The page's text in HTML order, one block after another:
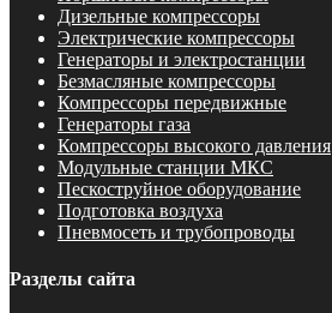
Дизельные компрессоры
Электрические компрессоры
Генераторы и электростанции
Безмасляные компрессоры
Компрессоры передвижные
Генераторы газа
Компрессоры высокого давления
Модульные станции МКС
Пескоструйное оборудование
Подготовка воздуха
Пневмосеть и трубопроводы
Разделы сайта